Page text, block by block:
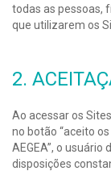
todas as pessoas,
que utilizarem os
2.
Ao acessar os
no botão “aceito
AEGEA”, o
disposições